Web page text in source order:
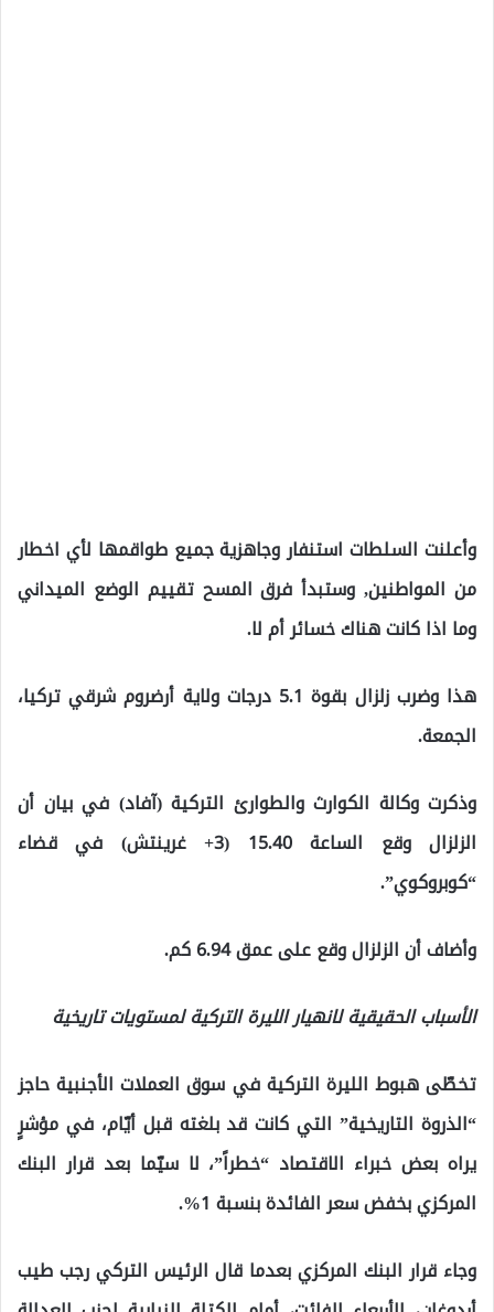
وأعلنت السلطات استنفار وجاهزية جميع طواقمها لأي اخطار
من المواطنين, وستبدأ فرق المسح تقييم الوضع الميداني
وما اذا كانت هناك خسائر أم لا.
هذا وضرب زلزال بقوة 5.1 درجات ولاية أرضروم شرقي تركيا،
الجمعة.
وذكرت وكالة الكوارث والطوارئ التركية (آفاد) في بيان أن
الزلزال وقع الساعة 15.40 (3+ غرينتش) في قضاء
“كوبروكوي”.
وأضاف أن الزلزال وقع على عمق 6.94 كم.
الأسباب الحقيقية لانهيار الليرة التركية لمستويات تاريخية
تخطّى هبوط الليرة التركية في سوق العملات الأجنبية حاجز
“الذروة التاريخية” التي كانت قد بلغته قبل أيّام، في مؤشرٍ
يراه بعض خبراء الاقتصاد “خطراً”، لا سيّما بعد قرار البنك
المركزي بخفض سعر الفائدة بنسبة 1%.
وجاء قرار البنك المركزي بعدما قال الرئيس التركي رجب طيب